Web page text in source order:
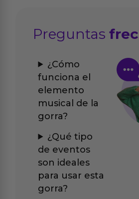
Preguntas
¿Cómo
funciona el
elemento
musical de la
gorra?
¿Qué tipo
de eventos
son ideales
para usar esta
gorra?